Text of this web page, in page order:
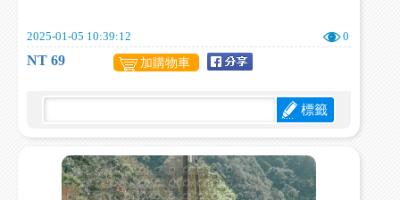
2025-01-05 10:39:12 0
NT 69 加購物車
標籤